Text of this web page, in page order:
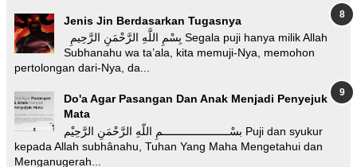
Jenis Jin Berdasarkan Tugasnya
Subhanahu wa ta’ala, kita memuji-Nya, memohon
pertolongan dari-Nya, da...
Do'a Agar Pasangan Dan Anak Menjadi Penyejuk
Mata
بسْـــــــــــــــــــــمِ اللّهِ الرَّحْمَنِ الرَّحِيْم Puji dan syukur
kepada Allah subhânahu, Tuhan Yang Maha Mengetahui dan
Menganugerah...